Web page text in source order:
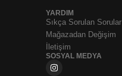
YARDIM
Sıkça Sorulan Sorular
Mağazadan Değişim
İletişim
SOSYAL MEDYA